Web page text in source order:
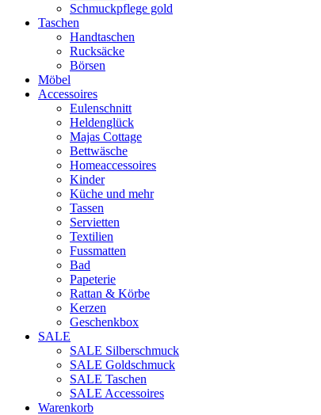
Schmuckpflege gold
Taschen
Handtaschen
Rucksäcke
Börsen
Möbel
Accessoires
Eulenschnitt
Heldenglück
Majas Cottage
Bettwäsche
Homeaccessoires
Kinder
Küche und mehr
Tassen
Servietten
Textilien
Fussmatten
Bad
Papeterie
Rattan & Körbe
Kerzen
Geschenkbox
SALE
SALE Silberschmuck
SALE Goldschmuck
SALE Taschen
SALE Accessoires
Warenkorb